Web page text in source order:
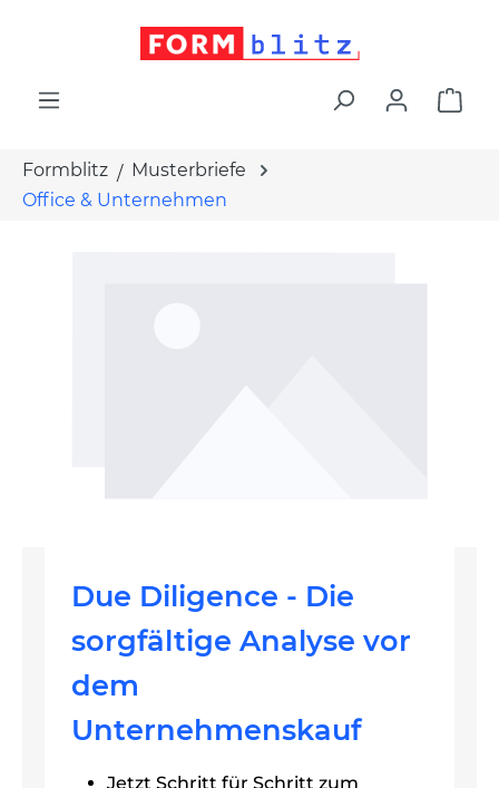
Formblitz
Musterbriefe
Office & Unternehmen
Due Diligence - Die
sorgfältige Analyse vor
dem
Unternehmenskauf
Jetzt Schritt für Schritt zum